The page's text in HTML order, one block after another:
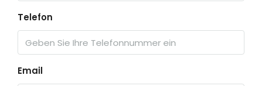
Telefon
Email